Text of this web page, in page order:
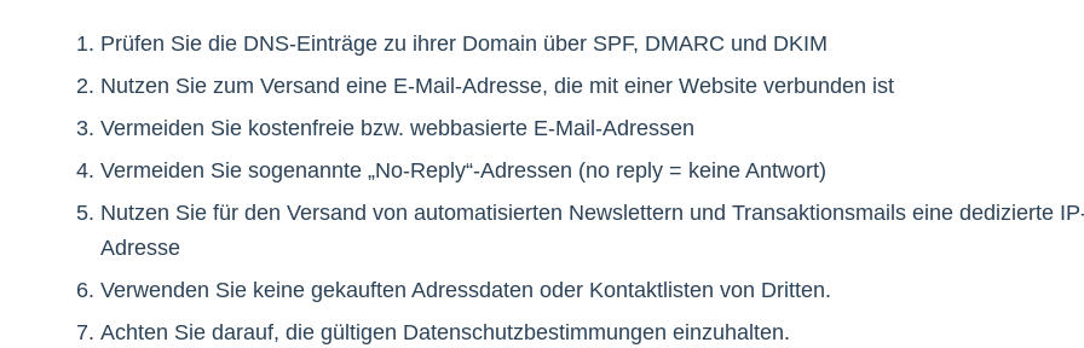
Prüfen Sie die DNS-Einträge zu ihrer Domain über SPF, DMARC und DKIM
Nutzen Sie zum Versand eine E-Mail-Adresse, die mit einer Website verbunden ist
Vermeiden Sie kostenfreie bzw. webbasierte E-Mail-Adressen
Vermeiden Sie sogenannte „No-Reply“-Adressen (no reply = keine Antwort)
Nutzen Sie für den Versand von automatisierten Newslettern und Transaktionsmails eine dedizierte
Adresse
Verwenden Sie keine gekauften Adressdaten oder Kontaktlisten von Dritten.
Achten Sie darauf, die gültigen Datenschutzbestimmungen einzuhalten.